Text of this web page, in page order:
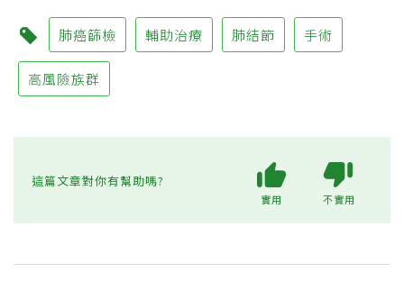
肺癌篩檢 輔助治療 肺結節 手術
高風險族群
這篇文章對你有幫助嗎?
實用 不實用